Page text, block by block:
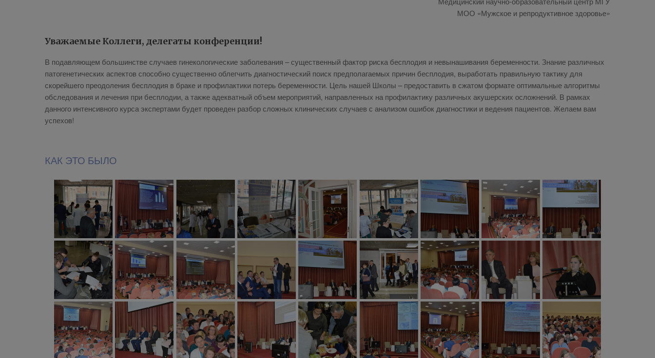
МОО «Мужское и репродуктивное здоровье»
Уважаемые Коллеги, делегаты конференции!
В подавляющем большинстве случаев гинекологические заболевания – существенный фактор риска бесплодия и невынашивания беременности. Знание различных
патогенетических аспектов способно существенно облегчить диагностический поиск предполагаемых причин бесплодия, выработать правильную тактику для
скорейшего преодоления бесплодия в браке и профилактики потерь беременности. Цель нашей Школы – предоставить в сжатом формате оптимальные алгоритмы
обследования и лечения при бесплодии, а также адекватный объем мероприятий, направленных на профилактику различных акушерских осложнений. В рамках
данного интенсивного курса экспертами будет проведен разбор сложных клинических случаев с анализом ошибок диагностики и ведения пациентов. Желаем вам
успехов!
КАК ЭТО БЫЛО